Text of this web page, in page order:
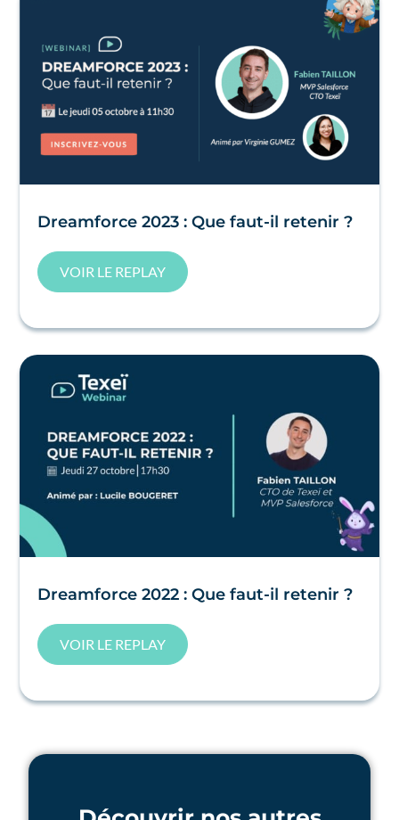
Dreamforce 2023 : Que faut-il retenir ?
VOIR LE REPLAY
Dreamforce 2022 : Que faut-il retenir ?
VOIR LE REPLAY